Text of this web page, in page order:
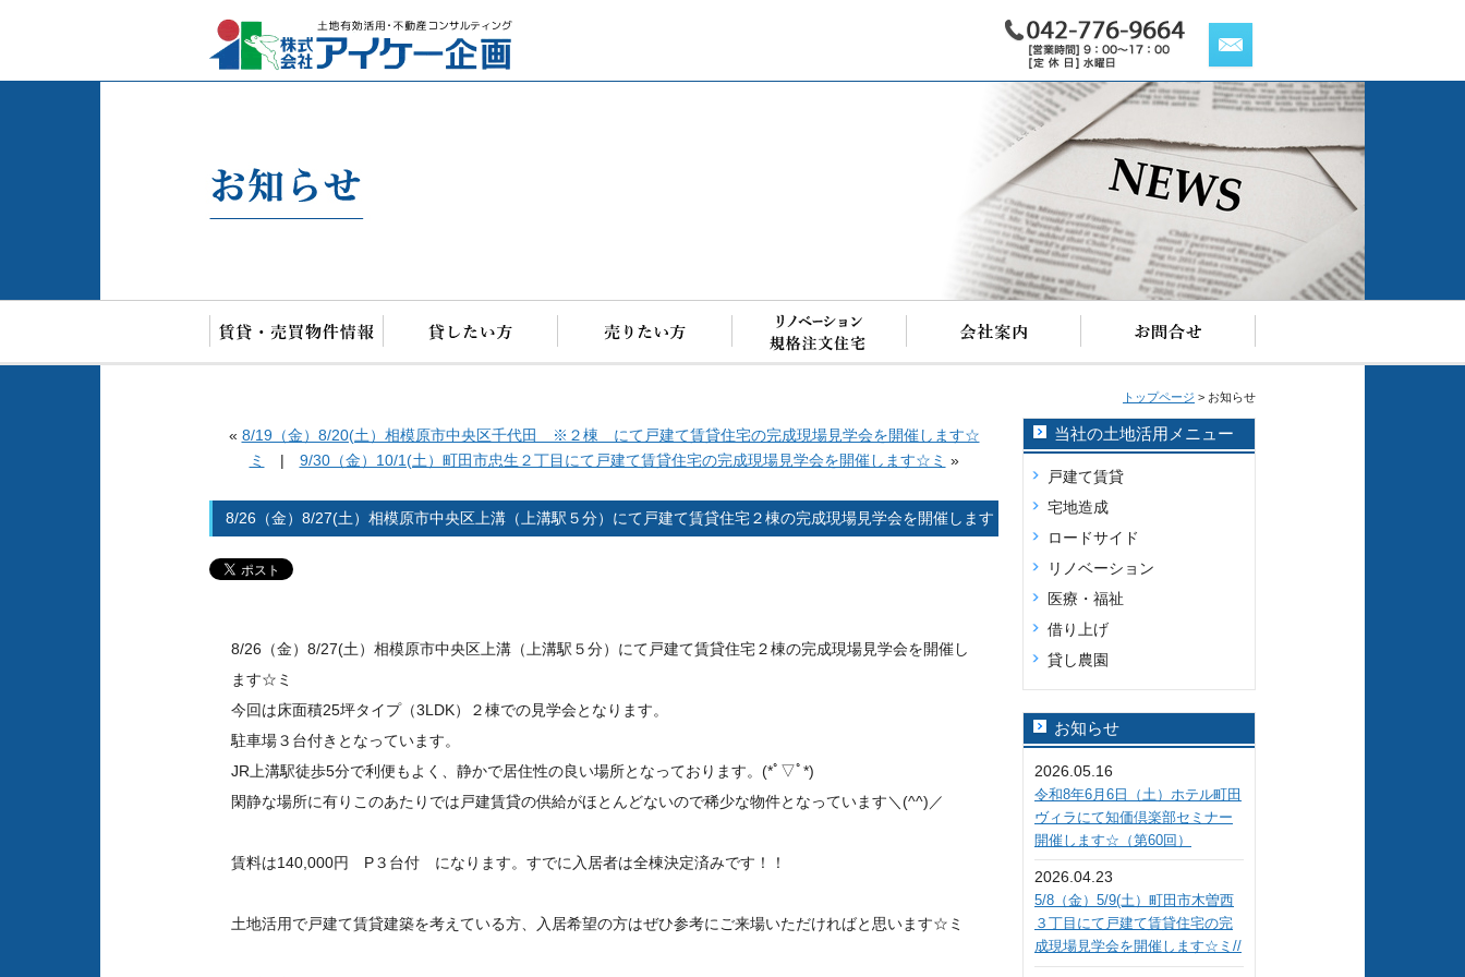
トップページ > お知らせ
« 8/19（金）8/20(土）相模原市中央区千代田 ※２棟 にて戸建て賃貸住宅の完成現場見学会を開催します☆
ミ
| 9/30（金）10/1(土）町田市忠生２丁目にて戸建て賃貸住宅の完成現場見学会を開催します☆ミ »
8/26（金）8/27(土）相模原市中央区上溝（上溝駅５分）にて戸建て賃貸住宅２棟の完成現場見学会を開催します
8/26（金）8/27(土）相模原市中央区上溝（上溝駅５分）にて戸建て賃貸住宅２棟の完成現場見学会を開催し
ます☆ミ
今回は床面積25坪タイプ（3LDK）２棟での見学会となります。
駐車場３台付きとなっています。
JR上溝駅徒歩5分で利便もよく、静かで居住性の良い場所となっております。(*ﾟ▽ﾟ*)
閑静な場所に有りこのあたりでは戸建賃貸の供給がほとんどないので稀少な物件となっています＼(^^)／
賃料は140,000円 P３台付 になります。すでに入居者は全棟決定済みです！！
土地活用で戸建て賃貸建築を考えている方、入居希望の方はぜひ参考にご来場いただければと思います☆ミ
当社の土地活用メニュー
戸建て賃貸
宅地造成
ロードサイド
リノベーション
医療・福祉
借り上げ
貸し農園
お知らせ
2026.05.16
令和8年6月6日（土）ホテル町田
ヴィラにて知価倶楽部セミナー
開催します☆（第60回）
2026.04.23
5/8（金）5/9(土）町田市木曽西
３丁目にて戸建て賃貸住宅の完
成現場見学会を開催します☆ミ//